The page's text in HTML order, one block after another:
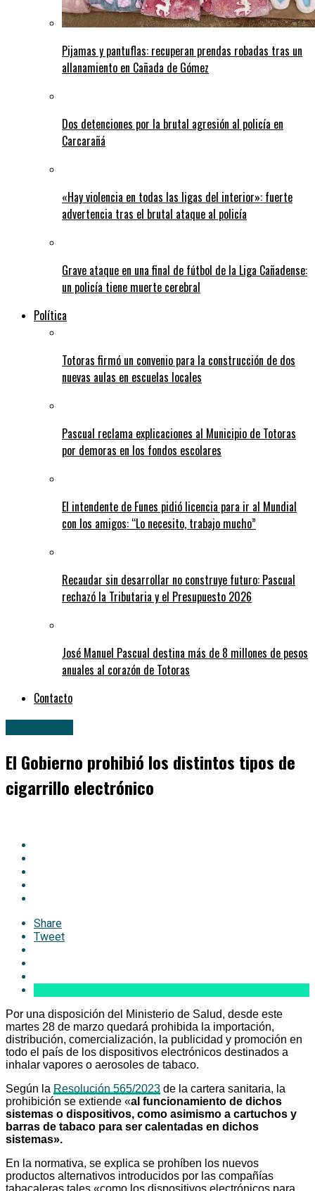
Pijamas y pantuflas: recuperan prendas robadas tras un
allanamiento en Cañada de Gómez
Dos detenciones por la brutal agresión al policía en
Carcarañá
«Hay violencia en todas las ligas del interior»: fuerte
advertencia tras el brutal ataque al policía
Grave ataque en una final de fútbol de la Liga Cañadense:
un policía tiene muerte cerebral
Política
Totoras firmó un convenio para la construcción de dos
nuevas aulas en escuelas locales
Pascual reclama explicaciones al Municipio de Totoras
por demoras en los fondos escolares
El intendente de Funes pidió licencia para ir al Mundial
con los amigos: “Lo necesito, trabajo mucho”
Recaudar sin desarrollar no construye futuro: Pascual
rechazó la Tributaria y el Presupuesto 2026
José Manuel Pascual destina más de 8 millones de pesos
anuales al corazón de Totoras
Contacto
El Gobierno prohibió los distintos tipos de
cigarrillo electrónico
Share
Tweet
Por una disposición del Ministerio de Salud, desde este
martes 28 de marzo quedará prohibida la importación,
distribución, comercialización, la publicidad y promoción en
todo el país de los dispositivos electrónicos destinados a
inhalar vapores o aerosoles de tabaco.
Según la Resolución 565/2023 de la cartera sanitaria, la
prohibición se extiende «al funcionamiento de dichos
sistemas o dispositivos, como asimismo a cartuchos y
barras de tabaco para ser calentadas en dichos
sistemas».
En la normativa, se explica se prohíben los nuevos
productos alternativos introducidos por las compañías
tabacaleras tales «como los dispositivos electrónicos para